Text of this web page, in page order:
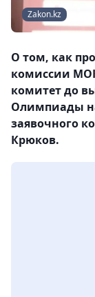
Zakon.kz
О том, как
комиссии
комитет до
Олимпиады
заявочного
Крюков.